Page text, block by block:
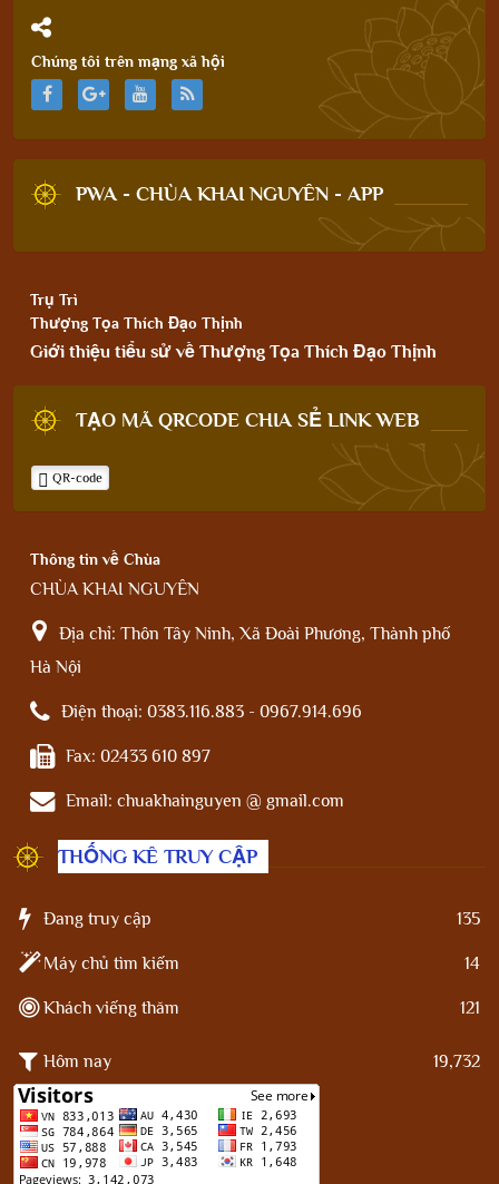
Chúng tôi trên mạng xã hội
PWA - CHÙA KHAI NGUYÊN - APP
Trụ Trì
Thượng Tọa Thích Đạo Thịnh
Giới thiệu tiểu sử về Thượng Tọa Thích Đạo Thịnh
TẠO MÃ QRCODE CHIA SẺ LINK WEB
QR-code
Thông tin về Chùa
CHÙA KHAI NGUYÊN
Địa chỉ: Thôn Tây Ninh, Xã Đoài Phương, Thành phố
Hà Nội
Điện thoại: 0383.116.883 - 0967.914.696
Fax: 02433 610 897
Email: chuakhainguyen @ gmail.com
THỐNG KÊ TRUY CẬP
Đang truy cập 135
Máy chủ tìm kiếm 14
Khách viếng thăm 121
Hôm nay 19,732